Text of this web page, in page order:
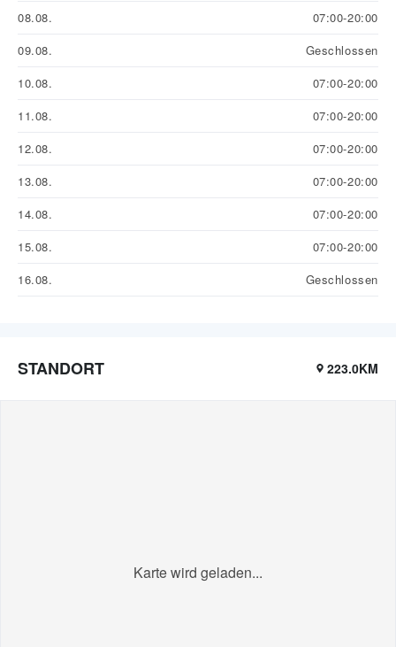
08.08.
07:00-20:00
09.08.
Geschlossen
10.08.
07:00-20:00
11.08.
07:00-20:00
12.08.
07:00-20:00
13.08.
07:00-20:00
14.08.
07:00-20:00
15.08.
07:00-20:00
16.08.
Geschlossen
STANDORT 223.0KM
Karte wird geladen...